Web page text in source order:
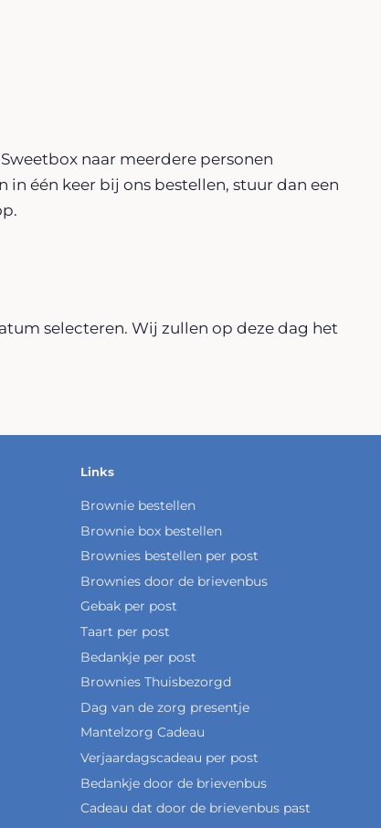
naar meerdere personen
één keer bij ons bestellen, stuur dan een
selecteren. Wij zullen op deze dag het
Links
Brownie bestellen
Brownie box bestellen
Brownies bestellen per post
Brownies door de brievenbus
Gebak per post
Taart per post
Bedankje per post
Brownies Thuisbezorgd
Dag van de zorg presentje
Mantelzorg Cadeau
Verjaardagscadeau per post
Bedankje door de brievenbus
Cadeau dat door de brievenbus past